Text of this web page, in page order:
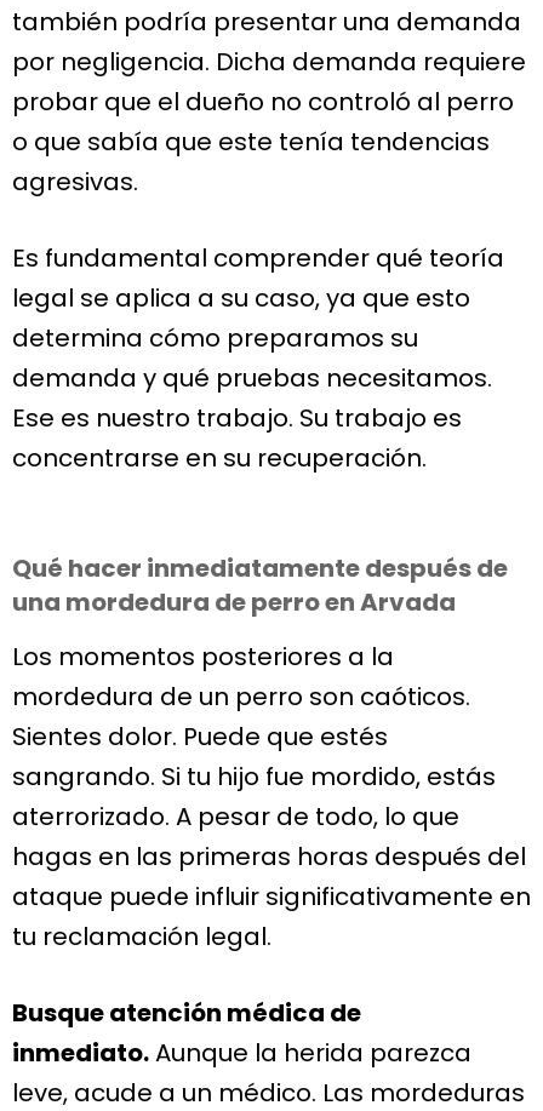
también podría presentar una demanda
por negligencia. Dicha demanda requiere
probar que el dueño no controló al perro
o que sabía que este tenía tendencias
agresivas.
Es fundamental comprender qué teoría
legal se aplica a su caso, ya que esto
determina cómo preparamos su
demanda y qué pruebas necesitamos.
Ese es nuestro trabajo. Su trabajo es
concentrarse en su recuperación.
Qué hacer inmediatamente después de
una mordedura de perro en Arvada
Los momentos posteriores a la
mordedura de un perro son caóticos.
Sientes dolor. Puede que estés
sangrando. Si tu hijo fue mordido, estás
aterrorizado. A pesar de todo, lo que
hagas en las primeras horas después del
ataque puede influir significativamente en
tu reclamación legal.
Busque atención médica de
inmediato.Aunque la herida parezca
leve, acude a un médico. Las mordeduras